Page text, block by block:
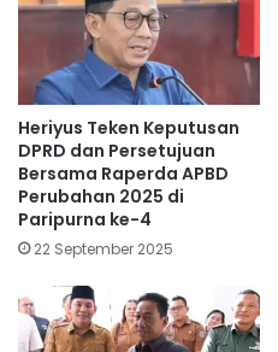
Heriyus Teken Keputusan
DPRD dan Persetujuan
Bersama Raperda APBD
Perubahan 2025 di
Paripurna ke-4
22 September 2025